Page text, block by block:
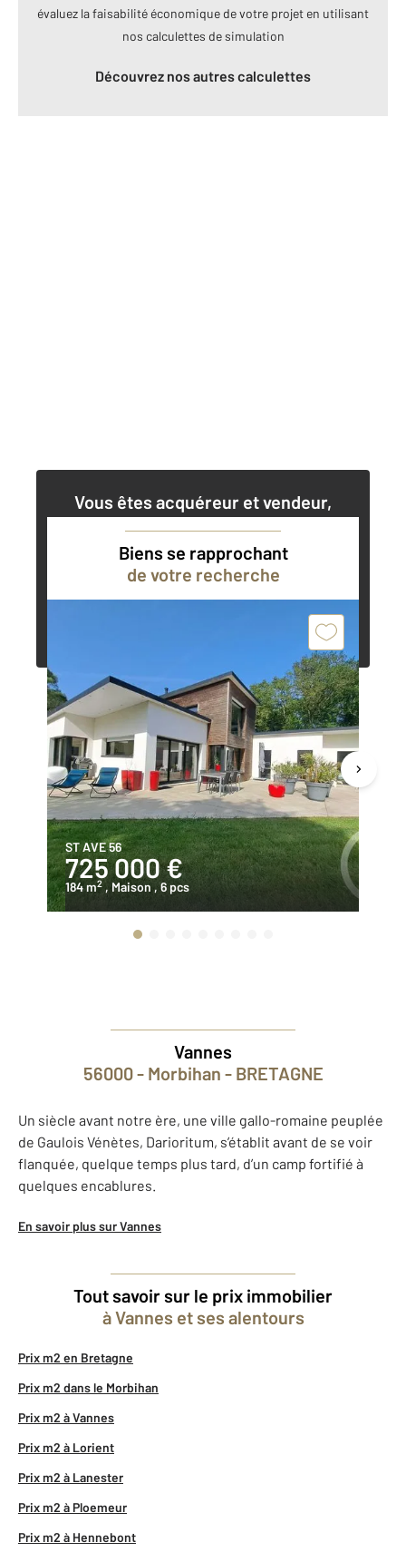
évaluez la faisabilité économique de votre projet en utilisant
nos calculettes de simulation
Découvrez nos autres calculettes
Vous êtes acquéreur et vendeur,
Contacter l'agence
Biens se rapprochant
de votre recherche
ST AVE 56
725 000 €
184 m2 , Maison , 6 pcs
Vannes
56000 - Morbihan - BRETAGNE
Un siècle avant notre ère, une ville gallo-romaine peuplée
de Gaulois Vénètes, Darioritum, s’établit avant de se voir
flanquée, quelque temps plus tard, d’un camp fortifié à
quelques encablures.
En savoir plus sur Vannes
Tout savoir sur le prix immobilier
à Vannes et ses alentours
Prix m2 en Bretagne
Prix m2 dans le Morbihan
Prix m2 à Vannes
Prix m2 à Lorient
Prix m2 à Lanester
Prix m2 à Ploemeur
Prix m2 à Hennebont